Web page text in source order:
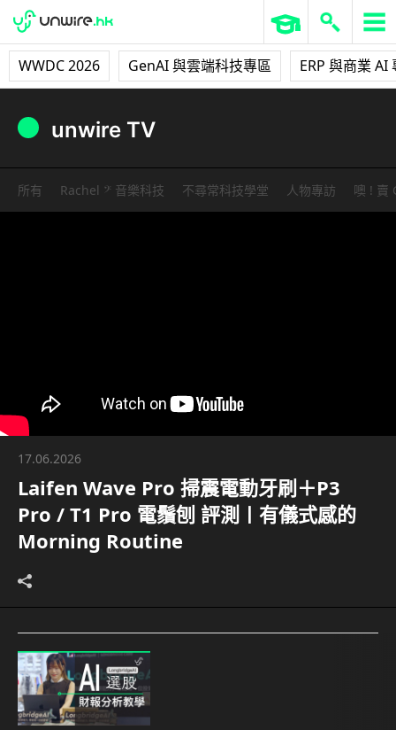
WWDC 2026 GenAI 與雲端科技專區 ERP 與商業 AI
unwire TV
所有 Rachel 𝄢 音樂科技 不尋常科技學堂 人物專訪 噢 ! 賣
17.06.2026
Laifen Wave Pro 掃震電動牙刷＋P3
Pro / T1 Pro 電鬚刨 評測〡有儀式感的
Morning Routine